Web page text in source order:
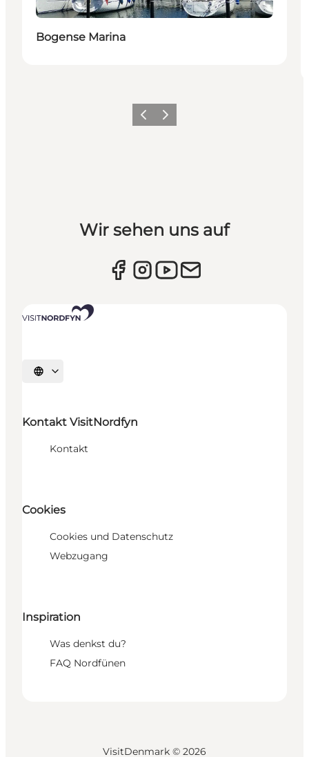
Bogense Marina
Vorherige Folie
Nächste Folie
Wir sehen uns auf
Sprache auswählen
Kontakt VisitNordfyn
Kontakt
Cookies
Cookies und Datenschutz
Webzugang
Inspiration
Was denkst du?
FAQ Nordfünen
VisitDenmark © 2026